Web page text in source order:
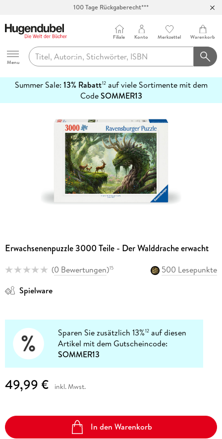
100 Tage Rückgaberecht***
Hugendubel
Menu
Filiale Konto Merkzettel Warenkorb
Summer Sale: 13% Rabatt12auf viele Sortimente mit dem
CodeSOMMER13
erfahren
Erwachsenenpuzzle 3000 Teile - Der Walddrache erwacht
(0 Bewertungen)15
500 Lesepunkte
Spielware
Sparen Sie zusätzlich 13%12 auf diesen
Artikel mit dem Gutscheincode:
SOMMER13
49,99 € inkl. Mwst.
In den Warenkorb